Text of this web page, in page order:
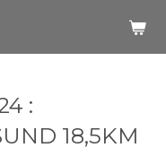
:
18,5KM